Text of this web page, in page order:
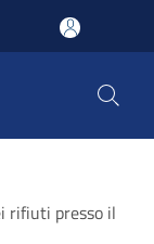
rifiuti presso il